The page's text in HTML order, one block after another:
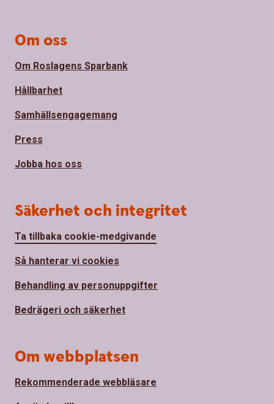
Om oss
Om Roslagens Sparbank
Hållbarhet
Samhällsengagemang
Press
Jobba hos oss
Säkerhet och integritet
Ta tillbaka cookie-medgivande
Så hanterar vi cookies
Behandling av personuppgifter
Bedrägeri och säkerhet
Om webbplatsen
Rekommenderade webbläsare